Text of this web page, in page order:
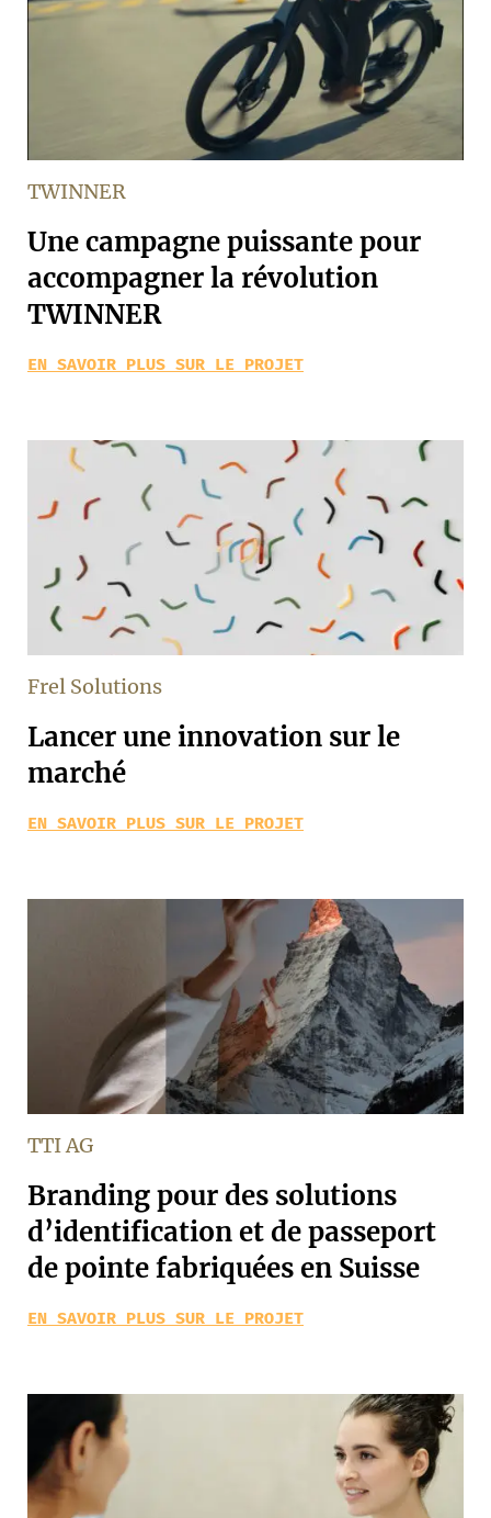
TWINNER
Une campagne puissante pour
accompagner la révolution
TWINNER
EN SAVOIR PLUS SUR LE PROJET
Frel Solutions
Lancer une innovation sur le
marché
EN SAVOIR PLUS SUR LE PROJET
TTI AG
Branding pour des solutions
d’identification et de passeport
de pointe fabriquées en Suisse
EN SAVOIR PLUS SUR LE PROJET